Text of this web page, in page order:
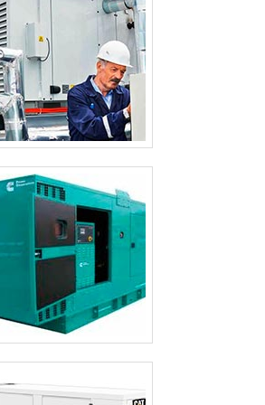
GUARULHOS
VALOR
PREÇO
PREÇO GUARULHOS
DE ENERGIA
PEQUENOS SP
PARA EVENTOS SÃO PAULO
DE ENERGIA A DIESEL SÃO PAULO
CAMPINAS
A DIESEL
ENERGIA VALOR GUARULHOS